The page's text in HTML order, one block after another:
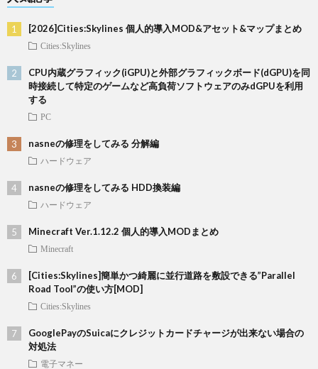
[2026]Cities:Skylines 個人的導入MOD&アセット&マップまとめ
Cities:Skylines
CPU内蔵グラフィック(iGPU)と外部グラフィックボード(dGPU)を同
時接続して特定のゲームなど高負荷ソフトウェアのみdGPUを利用
する
PC
nasneの修理をしてみる 分解編
ハードウェア
nasneの修理をしてみる HDD換装編
ハードウェア
Minecraft Ver.1.12.2 個人的導入MODまとめ
Minecraft
[Cities:Skylines]簡単かつ綺麗に並行道路を敷設できる”Parallel
Road Tool”の使い方[MOD]
Cities:Skylines
GooglePayのSuicaにクレジットカードチャージが出来ない場合の
対処法
電子マネー